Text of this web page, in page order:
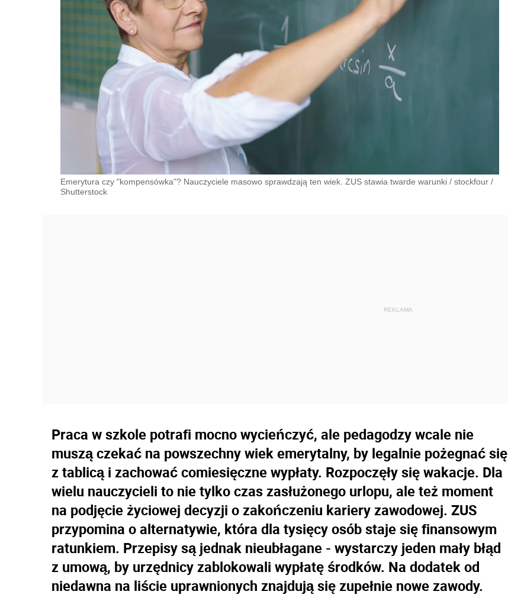
Emerytura czy "kompensówka"? Nauczyciele masowo sprawdzają ten wiek. ZUS stawia twarde warunki / stockfour /
Shutterstock
Praca w szkole potrafi mocno wycieńczyć, ale pedagodzy wcale nie
muszą czekać na powszechny wiek emerytalny, by legalnie pożegnać się
z tablicą i zachować comiesięczne wypłaty. Rozpoczęły się wakacje. Dla
wielu nauczycieli to nie tylko czas zasłużonego urlopu, ale też moment
na podjęcie życiowej decyzji o zakończeniu kariery zawodowej. ZUS
przypomina o alternatywie, która dla tysięcy osób staje się finansowym
ratunkiem. Przepisy są jednak nieubłagane - wystarczy jeden mały błąd
z umową, by urzędnicy zablokowali wypłatę środków. Na dodatek od
niedawna na liście uprawnionych znajdują się zupełnie nowe zawody.